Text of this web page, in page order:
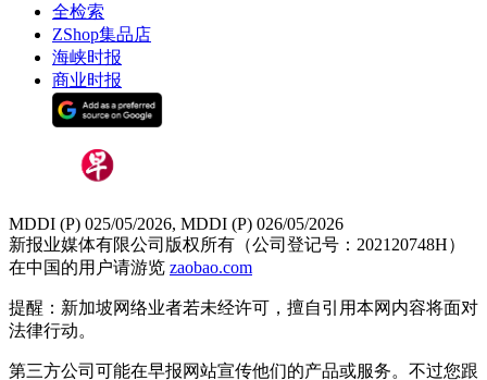
全检索
ZShop集品店
海峡时报
商业时报
MDDI (P) 025/05/2026, MDDI (P) 026/05/2026
新报业媒体有限公司版权所有（公司登记号：202120748H）
在中国的用户请游览 zaobao.com
提醒：新加坡网络业者若未经许可，擅自引用本网内容将面对
法律行动。
第三方公司可能在早报网站宣传他们的产品或服务。不过您跟